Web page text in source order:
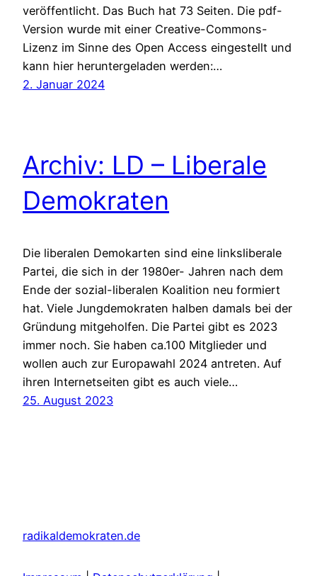
veröffentlicht. Das Buch hat 73 Seiten. Die pdf-
Version wurde mit einer Creative-Commons-
Lizenz im Sinne des Open Access eingestellt und
kann hier heruntergeladen werden:…
2. Januar 2024
Archiv: LD – Liberale
Demokraten
Die liberalen Demokarten sind eine linksliberale
Partei, die sich in der 1980er- Jahren nach dem
Ende der sozial-liberalen Koalition neu formiert
hat. Viele Jungdemokraten halben damals bei der
Gründung mitgeholfen. Die Partei gibt es 2023
immer noch. Sie haben ca.100 Mitglieder und
wollen auch zur Europawahl 2024 antreten. Auf
ihren Internetseiten gibt es auch viele…
25. August 2023
radikaldemokraten.de